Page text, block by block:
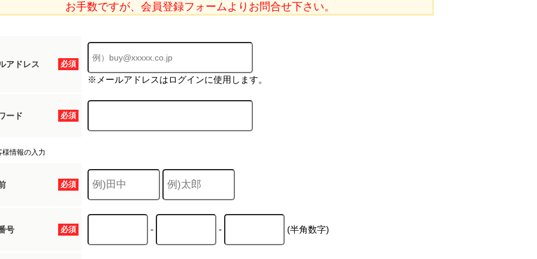
お手数ですが、会員登録フォームよりお問合せ下さい。
必須
アドレス
※メールアドレスはログインに使用します。
必須
ード
様情報の入力
必須
必須
号 - - (半角数字)